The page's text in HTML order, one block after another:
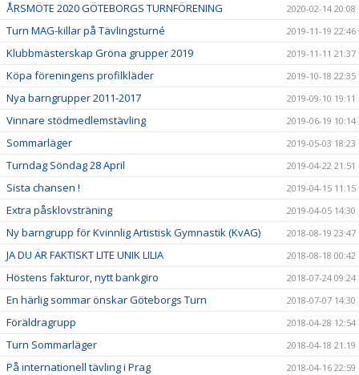
ÅRSMÖTE 2020 GÖTEBORGS TURNFÖRENING 2020-02-14 20:08
Turn MAG-killar på Tävlingsturné 2019-11-19 22:46
Klubbmästerskap Gröna grupper 2019 2019-11-11 21:37
Köpa föreningens profilkläder 2019-10-18 22:35
Nya barngrupper 2011-2017 2019-09-10 19:11
Vinnare stödmedlemstävling 2019-06-19 10:14
Sommarläger 2019-05-03 18:23
Turndag Söndag 28 April 2019-04-22 21:51
Sista chansen ! 2019-04-15 11:15
Extra påsklovsträning 2019-04-05 14:30
Ny barngrupp för Kvinnlig Artistisk Gymnastik (KvAG) 2018-08-19 23:47
JA DU ÄR FAKTISKT LITE UNIK LILIA 2018-08-18 00:42
Höstens fakturor, nytt bankgiro 2018-07-24 09:24
En härlig sommar önskar Göteborgs Turn 2018-07-07 14:30
Föräldragrupp 2018-04-28 12:54
Turn Sommarläger 2018-04-18 21:19
På internationell tävling i Prag 2018-04-16 22:59